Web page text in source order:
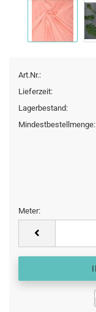
Art.Nr.:
Lieferzeit:
Lagerbestand:
Mindestbestellmenge:
Meter: